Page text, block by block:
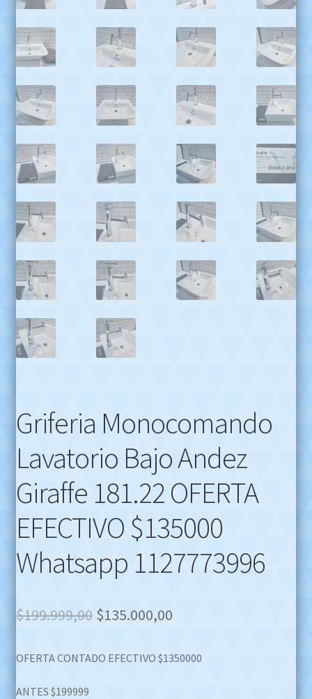
Griferia Monocomando
Lavatorio Bajo Andez
Giraffe 181.22 OFERTA
EFECTIVO $135000
Whatsapp 1127773996
$199.999,00 Original
was:
$135.000,00Current
is:
OFERTA CONTADO EFECTIVO $1350000
ANTES $199999